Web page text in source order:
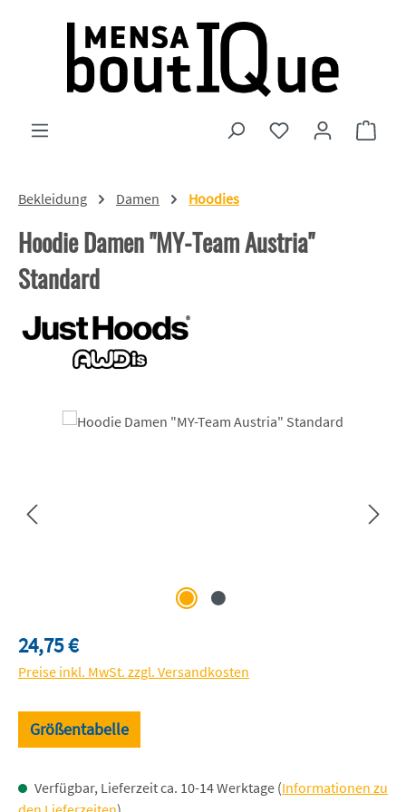
Zum Hauptinhalt springen
Du hast 0
Bekleidung Damen Hoodies
Hoodie Damen "MY-Team Austria"
Standard
Bildergalerie überspringen
Regulärer Preis:
24,75 €
Preise inkl. MwSt. zzgl. Versandkosten
Größentabelle
Verfügbar, Lieferzeit ca. 10-14 Werktage (Informationen zu